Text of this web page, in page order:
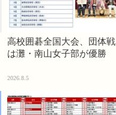
高校囲碁全国大会、団体戦
は灘・南山女子部が優勝
2026.8.5